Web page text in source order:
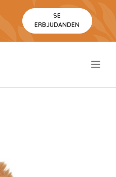
SE
ERBJUDANDEN